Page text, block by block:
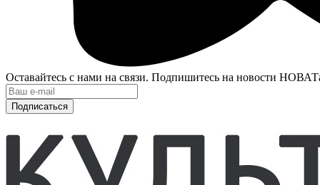
Оставайтесь с нами на связи. Подпишитесь на новости
Подписаться